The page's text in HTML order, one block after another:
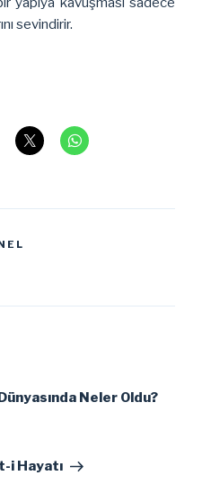
sevindirir.
Neler Oldu?
i Hayatı